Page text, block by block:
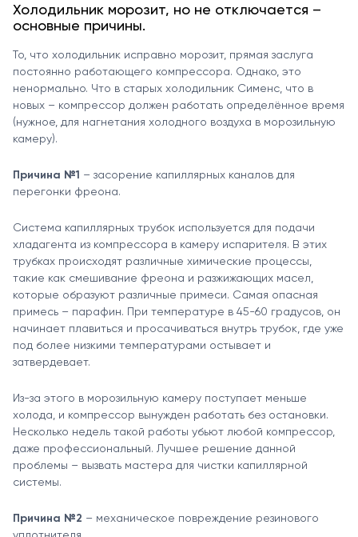
Холодильник морозит, но не отключается –
основные причины.
То, что холодильник исправно морозит, прямая заслуга
постоянно работающего компрессора. Однако, это
ненормально. Что в старых холодильник Сименс, что в
новых – компрессор должен работать определённое время
(нужное, для нагнетания холодного воздуха в морозильную
камеру).
Причина №1 – засорение капиллярных каналов для
перегонки фреона.
Система капиллярных трубок используется для подачи
хладагента из компрессора в камеру испарителя. В этих
трубках происходят различные химические процессы,
такие как смешивание фреона и разжижающих масел,
которые образуют различные примеси. Самая опасная
примесь – парафин. При температуре в 45-60 градусов, он
начинает плавиться и просачиваться внутрь трубок, где уже
под более низкими температурами остывает и
затвердевает.
Из-за этого в морозильную камеру поступает меньше
холода, и компрессор вынужден работать без остановки.
Несколько недель такой работы убьют любой компрессор,
даже профессиональный. Лучшее решение данной
проблемы – вызвать мастера для чистки капиллярной
системы.
Причина №2 – механическое повреждение резинового